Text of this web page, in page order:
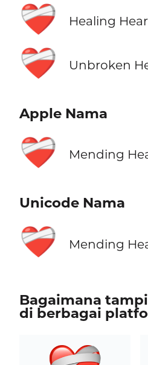
❤️‍🩹 Healing
❤️‍🩹 Unbroken
Apple Nama
❤️‍🩹 Mending
Unicode Nama
❤️‍🩹 Mending
Bagaimana
di berbagai